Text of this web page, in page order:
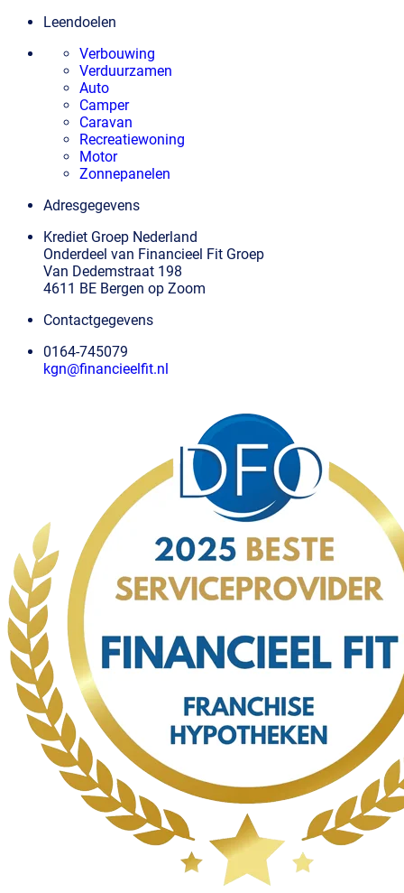
Leendoelen
Verbouwing
Verduurzamen
Auto
Camper
Caravan
Recreatiewoning
Motor
Zonnepanelen
Adresgegevens
Krediet Groep Nederland
Onderdeel van Financieel Fit Groep
Van Dedemstraat 198
4611 BE Bergen op Zoom
Contactgegevens
0164-745079
kgn@financieelfit.nl